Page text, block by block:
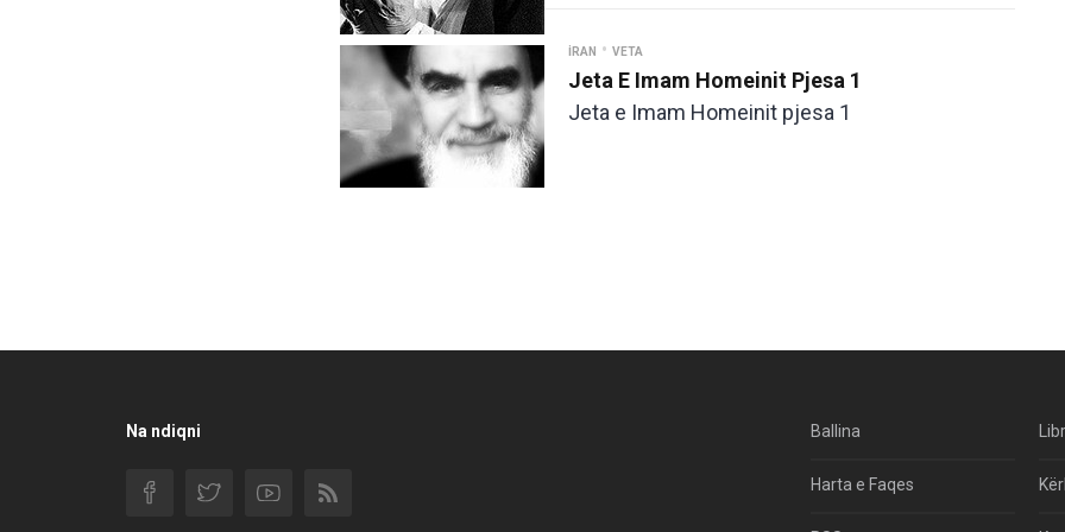
İRAN • VETA
Jeta E Imam Homeinit Pjesa 1
Jeta e Imam Homeinit pjesa 1
Na ndiqni Ballina
Harta e Faqes